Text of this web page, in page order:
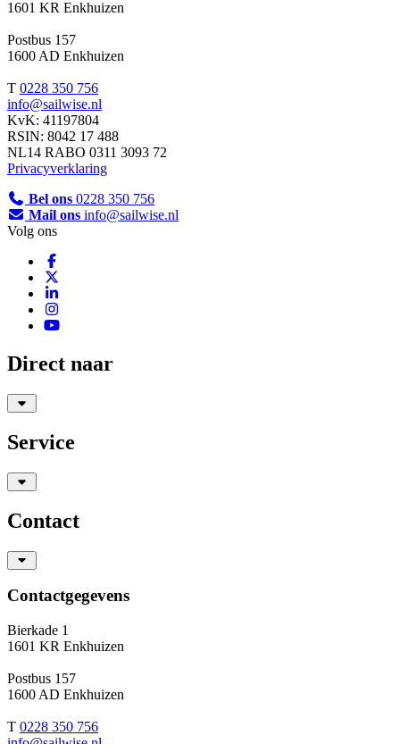
1601 KR Enkhuizen
Postbus 157
1600 AD Enkhuizen
T 0228 350 756
info@sailwise.nl
KvK: 41197804
RSIN: 8042 17 488
NL14 RABO 0311 3093 72
Privacyverklaring
Bel ons 0228 350 756
Mail ons info@sailwise.nl
Volg ons
Direct naar
Service
Contact
Contactgegevens
Bierkade 1
1601 KR Enkhuizen
Postbus 157
1600 AD Enkhuizen
T 0228 350 756